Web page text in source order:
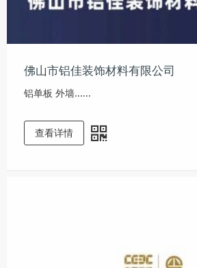
佛山市铝佳装饰材料有限公司
铝单板 外墙......
查看详情